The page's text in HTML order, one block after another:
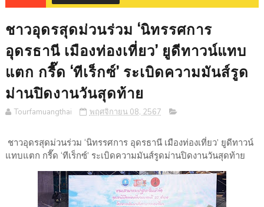
ชาวอุดรสุดม่วนร่วม ‘นิทรรศการ
อุดรธานี เมืองท่องเที่ยว’ ยูดีทาวน์แทบ
แตก กรี๊ด ‘ทีเร็กซ์’ ระเบิดความมันส์รูด
ม่านปิดงานวันสุดท้าย
Tourfamuangthai พฤศจิกายน 08, 2567
ชาวอุดรสุดม่วนร่วม ‘นิทรรศการ อุดรธานี เมืองท่องเที่ยว’ ยูดีทาวน์
แทบแตก กรี๊ด ‘ทีเร็กซ์’ ระเบิดความมันส์รูดม่านปิดงานวันสุดท้าย